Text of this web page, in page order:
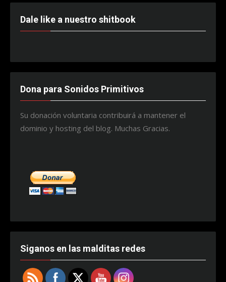
Dale like a nuestro shitbook
Dona para Sonidos Primitivos
Su donación voluntaria contribuirá a mantener el
dominio y hosting del blog. Muchas Gracias.
Siganos en las malditas redes